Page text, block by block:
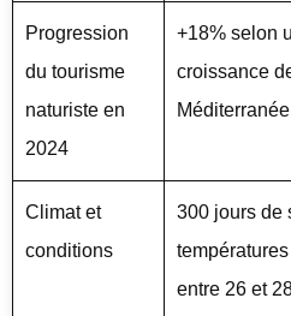
Progression
du tourisme
naturiste en
2024
+18% selon
croissance
Méditerranée
Climat et
conditions
300 jours de
entre 26 et